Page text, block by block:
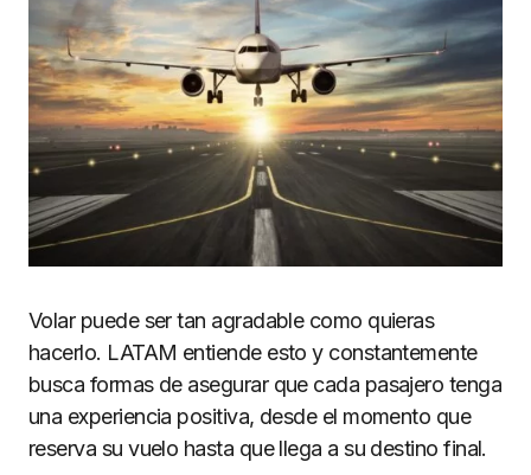
Volar puede ser tan agradable como quieras
hacerlo. LATAM entiende esto y constantemente
busca formas de asegurar que cada pasajero tenga
una experiencia positiva, desde el momento que
reserva su vuelo hasta que llega a su destino final.